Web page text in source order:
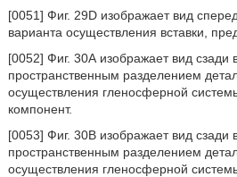
[0051] Фиг. 29D изображает вид
варианта осуществления вставки,
[0052] Фиг. 30А изображает вид сзади
пространственным разделением
осуществления гленосферной
компонент.
[0053] Фиг. 30В изображает вид сзади
пространственным разделением
осуществления гленосферной